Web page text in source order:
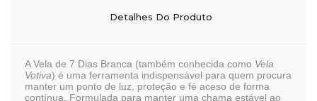
Detalhes Do Produto
AVela de 7 Dias Branca (também conhecida como Vela
Votiva) é uma ferramenta indispensável para quem procura
manter um ponto de luz, proteção e fé aceso de forma
contínua. Formulada para manter uma chama estável ao